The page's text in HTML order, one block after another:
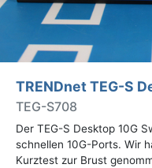
TRENDnet TEG-S
TEG-S708
Der TEG-S Desktop 10G
schnellen 10G-Ports. Wir
Kurztest zur Brust